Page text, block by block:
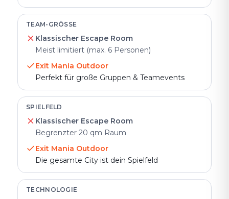
TEAM-GRÖSSE
Klassischer Escape Room
Meist limitiert (max. 6 Personen)
Exit Mania Outdoor
Perfekt für große Gruppen & Teamevents
SPIELFELD
Klassischer Escape Room
Begrenzter 20 qm Raum
Exit Mania Outdoor
Die gesamte City ist dein Spielfeld
TECHNOLOGIE